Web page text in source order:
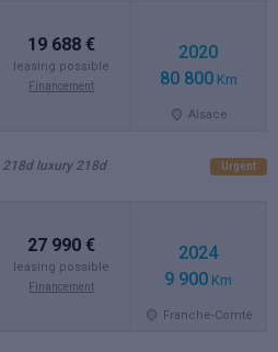
19 688 €
leasing possible
Financement
2020
80 800Km
Alsace
218d luxury 218d
Urgent
27 990 €
leasing possible
Financement
2024
9 900 Km
Franche-Comté